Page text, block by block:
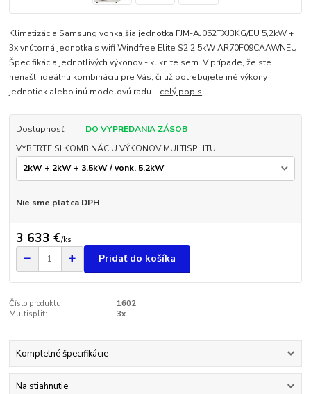
Klimatizácia Samsung vonkajšia jednotka FJM-AJ052TXJ3KG/EU 5,2kW +
3x vnútorná jednotka s wifi Windfree Elite S2 2,5kW AR70F09CAAWNEU
Špecifikácia jednotlivých výkonov - kliknite sem V prípade, že ste
nenašli ideálnu kombináciu pre Vás, či už potrebujete iné výkony
jednotiek alebo inú modelovú radu... celý popis
Dostupnosť
DO VYPREDANIA ZÁSOB
VYBERTE SI KOMBINÁCIU VÝKONOV MULTISPLITU
Nie sme platca DPH
3 633 €/ks
Pridať do košíka
Číslo produktu:
1602
Multisplit:
3x
Kompletné špecifikácie
Na stiahnutie